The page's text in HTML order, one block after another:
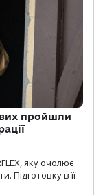
пройшли
яку очолює
Підготовку в її